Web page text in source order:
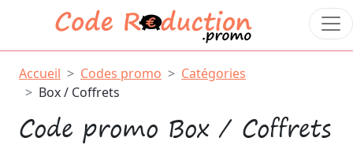
Accueil Codes promo
Catégories
Box / Coffrets
Code promo Box / Coffrets